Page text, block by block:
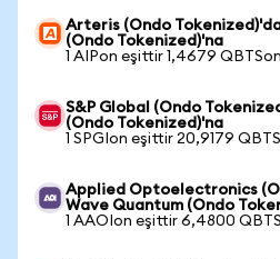
Arteris (Ondo
(Ondo Tokenized)'na
1 AIPon eşittir 1,4679 QBTSon
S&P Global (Ondo
(Ondo Tokenized)'na
1 SPGIon eşittir 20,9179
Applied Optoelectronics
Wave Quantum (Ondo
1 AAOIon eşittir 6,4800